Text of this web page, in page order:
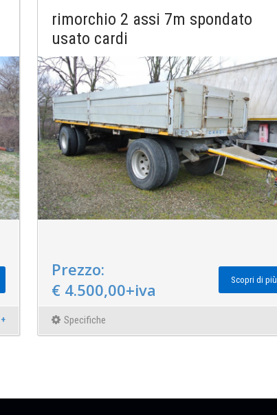
rimorchio 2 assi 7m spondato
usato cardi
Prezzo:
€ 4.500,00+iva
Scopri di più
Specifiche